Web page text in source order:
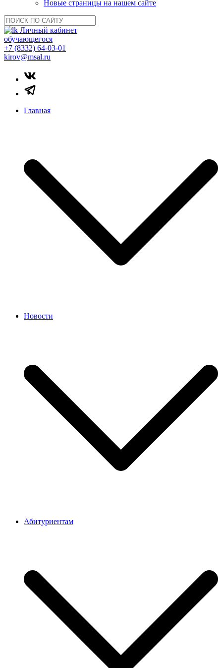
Новые страницы на нашем сайте
Личный кабинет
обучающегося
+7 (8332) 64-03-01
kirov@msal.ru
Главная
Новости
Абитуриентам